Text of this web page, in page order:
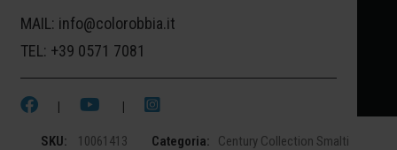
MAIL: info@colorobbia.it
TEL: +39 0571 7081
| |
INCONTRO TRA IL GIALLO E IL MARRONE
CHE RICORDA IL DESERTO AFRICANO.
SKU: 10061413 Categoria:
Century Collection Smalti